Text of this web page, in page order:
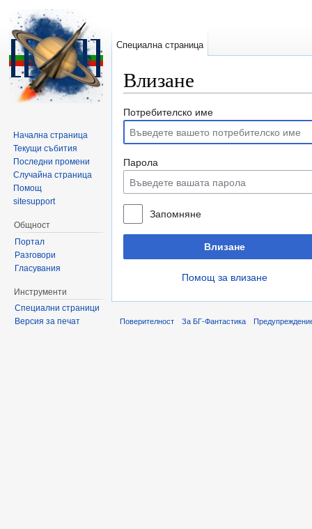
Влизане
Потребителско име
Парола
Запомняне
Влизане
Помощ за влизане
Специална страница
Начална страница
Текущи събития
Последни промени
Случайна страница
Помощ
sitesupport
Общност
Портал
Разговори
Гласувания
Инструменти
Специални страници
Версия за печат
Поверителност За БГ-Фантастика